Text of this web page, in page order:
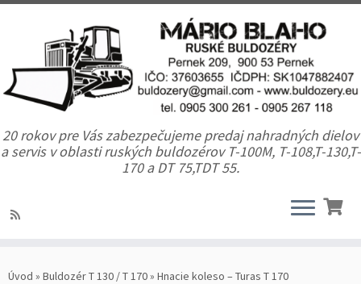
20 rokov pre Vás zabezpečujeme predaj nahradných dielov
a servis v oblasti ruských buldozérov T-100M, T-108,T-130,T-
170 a DT 75,TDT 55.
Úvod » Buldozér T 130 / T 170» Hnacie koleso – Turas T 170